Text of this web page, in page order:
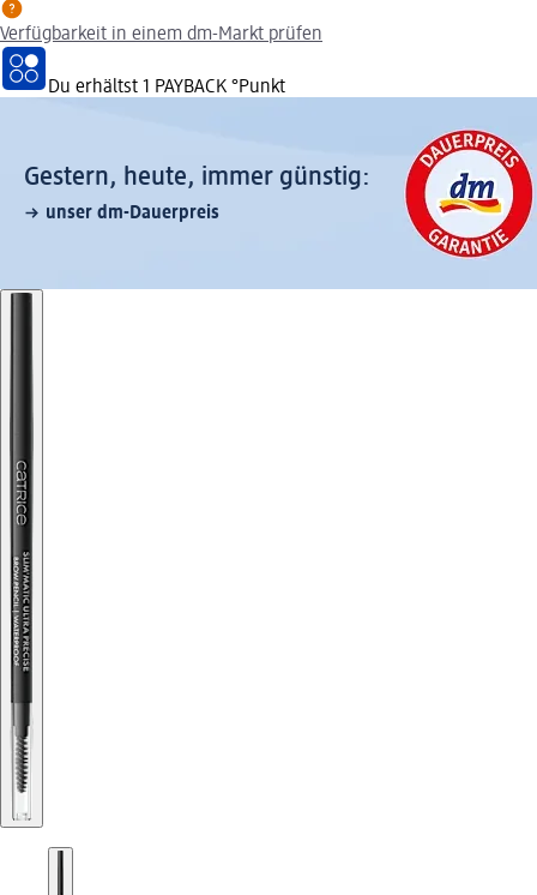
Verfügbarkeit in einem dm-Markt prüfen
Du erhältst 1 PAYBACK °Punkt
Gestern, heute, immer günstig:
unser dm-Dauerpreis